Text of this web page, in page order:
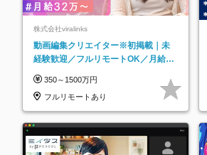
株式会社viralinks
動画編集クリエイター※初掲載｜未
経験歓迎／フルリモートOK／月給32
350～1500万円
フルリモートあり